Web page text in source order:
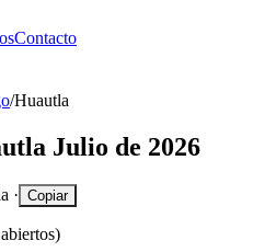
Contacto
/Huautla
Julio de 2026
· Copiar